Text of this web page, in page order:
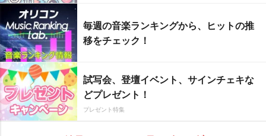
毎週の音楽ランキングから、ヒットの推
移をチェック！
試写会、登壇イベント、サインチェキな
どプレゼント！
プレゼント特集